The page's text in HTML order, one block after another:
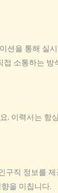
션을 통해 실
접 소통하는 방
. 이력서는 항
구직 정보를
을 미칩니다.